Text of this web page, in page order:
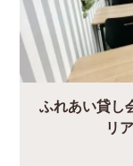
ふれあい貸し
リ